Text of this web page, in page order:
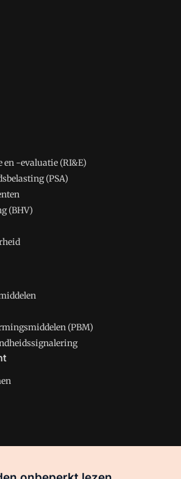
-evaluatie (RI&E)
(PSA)
(BHV)
(PBM)